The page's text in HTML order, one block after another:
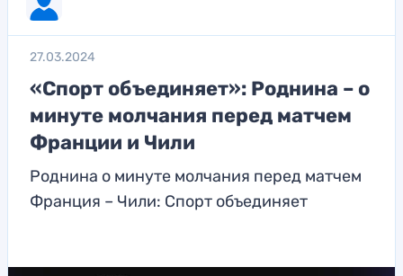
27.03.2024
«Спорт объединяет»: Роднина – о
минуте молчания перед матчем
Франции и Чили
Роднина о минуте молчания перед матчем
Франция – Чили: Спорт объединяет